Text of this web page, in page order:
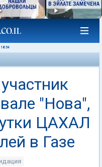
18:54
"Нова",
ЦАХАЛ
в Газе